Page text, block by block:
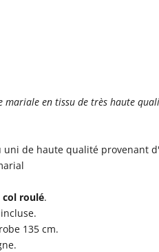
mariale en tissu de très haute
uni de haute qualité provenant
col roulé.
robe 135 cm.